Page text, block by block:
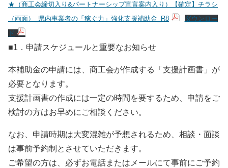
★（商工会締切入り&パートナーシップ宣言案内入り）【確定】チラシ
（両面）_県内事業者の「稼ぐ力」強化支援補助金_R8
ダウンロー
ド
■1．申請スケジュールと重要なお知らせ
本補助金の申請には、商工会が作成する「支援計画書」が
必要となります。
支援計画書の作成には一定の時間を要するため、申請をご
検討の方はお早めにご相談ください。
なお、申請時期は大変混雑が予想されるため、相談・面談
は事前予約制とさせていただきます。
ご希望の方は、必ずお電話またはメールにて事前にご予約